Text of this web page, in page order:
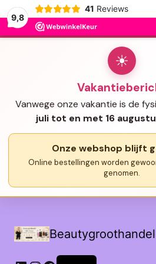
9,8
41 Reviews
☀
Vanwege onze vakantie is de
juli tot en met 16
Onze webshop blijft
Online bestellingen worden
genomen.